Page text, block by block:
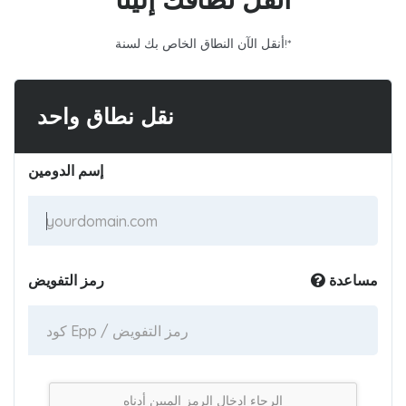
أنقل الآن النطاق الخاص بك لسنة!*
نقل نطاق واحد
إسم الدومين
رمز التفويض مساعدة
الرجاء إدخال الرمز المبين أدناه